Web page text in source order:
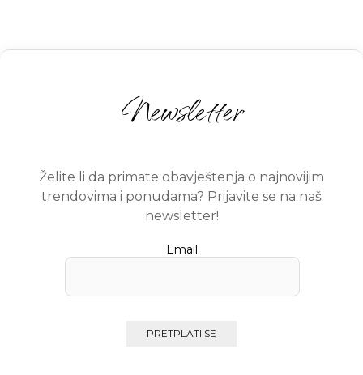
Newsletter
Želite li da primate obavještenja o najnovijim
trendovima i ponudama? Prijavite se na naš
newsletter!
Email